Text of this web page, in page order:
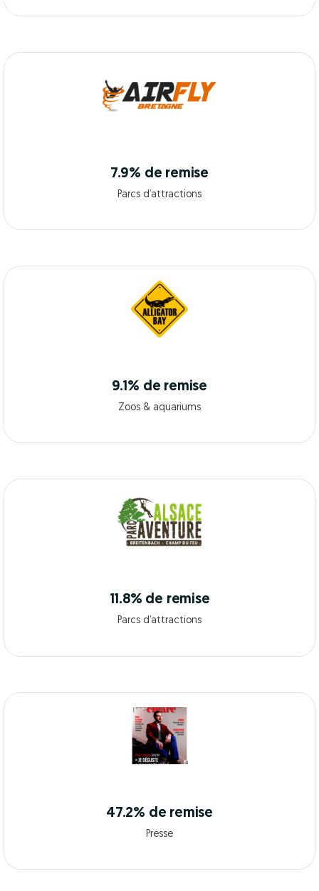
7.9% de remise
Parcs d’attractions
9.1% de remise
Zoos & aquariums
11.8% de remise
Parcs d’attractions
47.2% de remise
Presse